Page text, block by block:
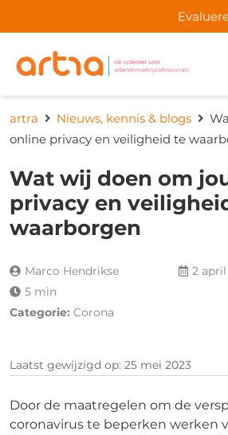
artra Nieuws, kennis & blogs
online privacy en veiligheid te
Wat wij doen om
privacy en
waarborgen
Marco Hendrikse
2
5 min
Categorie: Corona
Laatst gewijzigd op: 25 mei 2023
Door de maatregelen om de
coronavirus te beperken werken